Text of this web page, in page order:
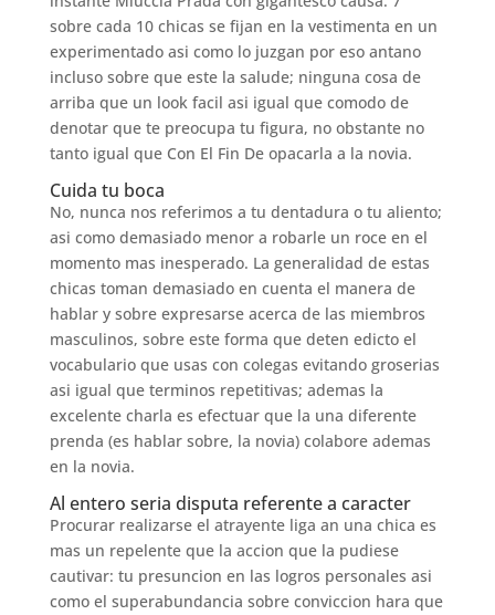
sobre cada 10 chicas se fijan en la vestimenta en un
experimentado asi como lo juzgan por eso antano
incluso sobre que este la salude; ninguna cosa de
arriba que un look facil asi igual que comodo de
denotar que te preocupa tu figura, no obstante no
tanto igual que Con El Fin De opacarla a la novia.
Cuida tu boca
No, nunca nos referimos a tu dentadura o tu aliento;
asi­ como demasiado menor a robarle un roce en el
momento mas inesperado. La generalidad de estas
chicas toman demasiado en cuenta el manera de
hablar y sobre expresarse acerca de las miembros
masculinos, sobre este forma que deten edicto el
vocabulario que usas con colegas evitando groserias
asi igual que terminos repetitivas; ademas la
excelente charla es efectuar que la una diferente
prenda (es hablar sobre, la novia) colabore ademas
en la novia.
Al entero seria disputa referente a caracter
Procurar realizarse el atrayente liga an una chica es
mas un repelente que la accion que la pudiese
cautivar: tu presuncion en las logros personales asi
como el superabundancia sobre conviccion hara que